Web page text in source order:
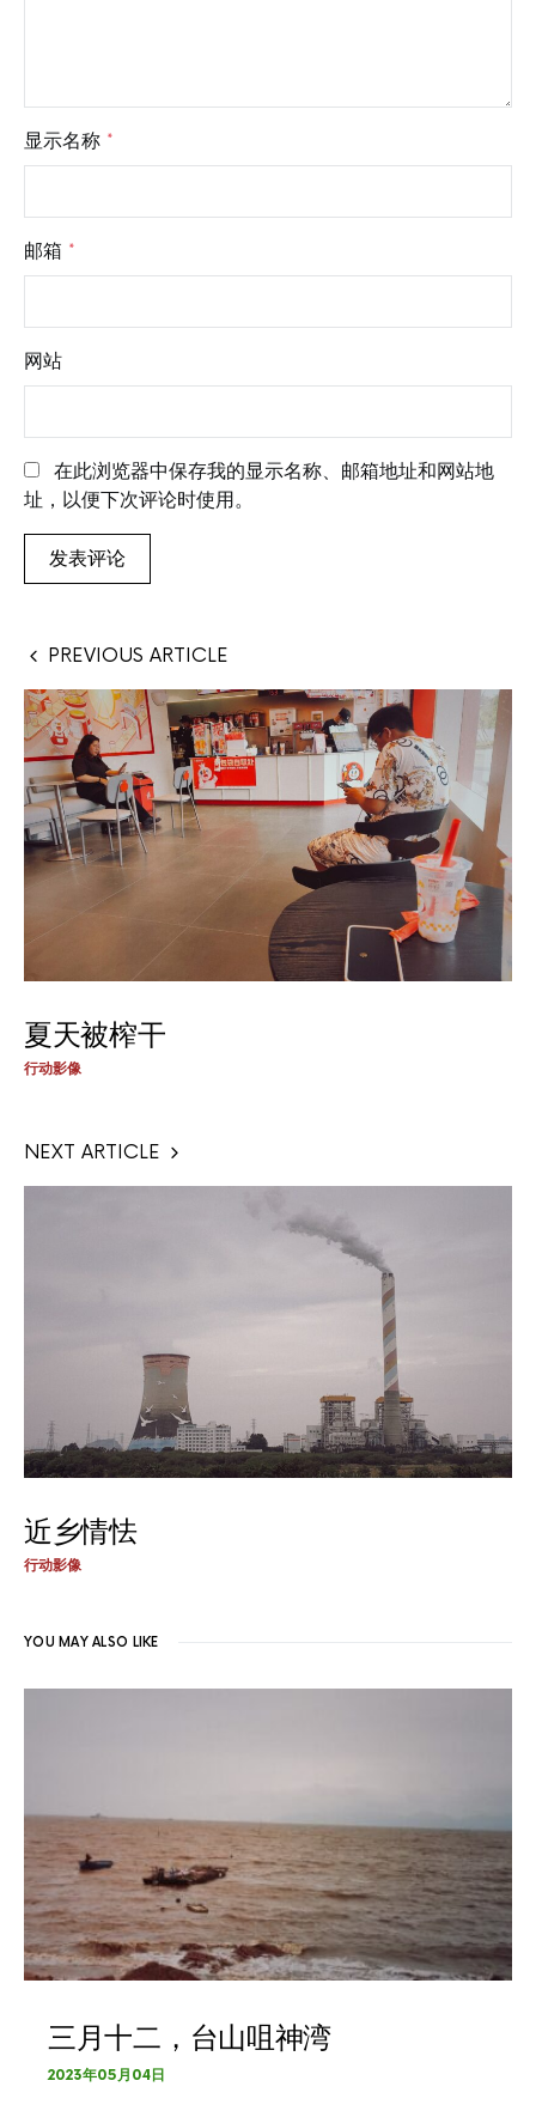
显示名称 *
邮箱 *
网站
在此浏览器中保存我的显示名称、邮箱地址和网站地
址，以便下次评论时使用。
PREVIOUS ARTICLE
夏天被榨干
行动影像
NEXT ARTICLE
近乡情怯
行动影像
YOU MAY ALSO LIKE
三月十二，台山咀神湾
2023年05月04日